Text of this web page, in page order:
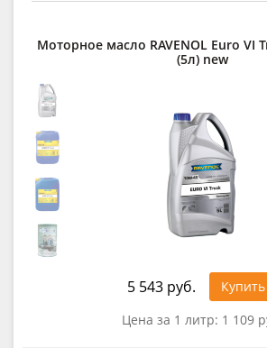
Моторное масло RAVENOL Euro VI
(5л) new
5 543 руб.
Купить
Цена за 1 литр: 1 109